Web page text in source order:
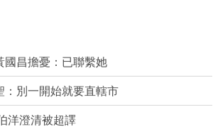
昌擔憂：已聯繫她
別一開始就要直轄市
洋澄清被超譯